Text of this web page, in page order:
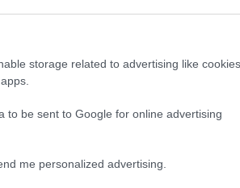
storage related to advertising like
to be sent to Google for online advertising
me personalized advertising.
Greece – Jingle Jam στο ΚΠΙΣΝ